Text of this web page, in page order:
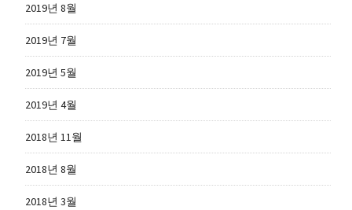
2019년 8월
2019년 7월
2019년 5월
2019년 4월
2018년 11월
2018년 8월
2018년 3월